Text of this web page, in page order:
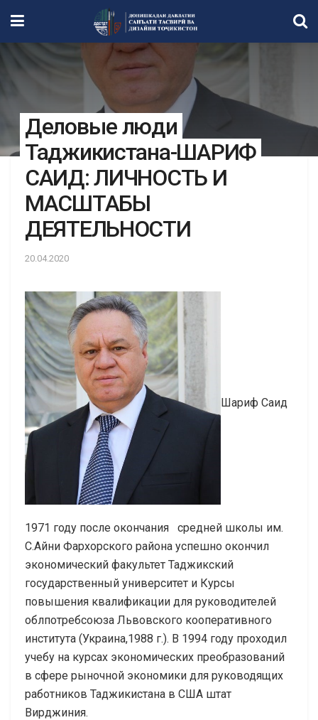
Деловые люди
Таджикистана-ШАРИФ
САИД: ЛИЧНОСТЬ И
МАСШТАБЫ
ДЕЯТЕЛЬНОСТИ
20.04.2020
Шариф Саид
1971 году после окончания средней школы им.
С.Айни Фархорского района успешно окончил
экономический факультет Таджикский
государственный университет и Курсы
повышения квалификации для руководителей
облпотребсоюза Львовского кооперативного
института (Украина,1988 г.). В 1994 году проходил
учебу на курсах экономических преобразований
в сфере рыночной экономики для руководящих
работников Таджикистана в США штат
Вирджиния.